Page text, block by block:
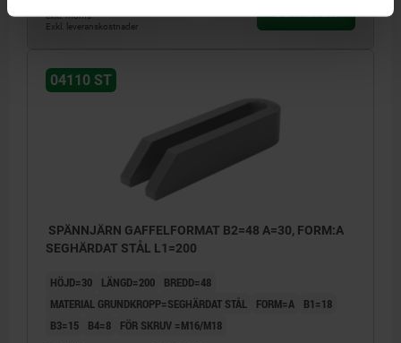
exkl. moms
Exkl. leveranskostnader
04110 ST
SPÄNNJÄRN GAFFELFORMAT B2=48 A=30, FORM:A
SEGHÄRDAT STÅL L1=200
HÖJD=30 LÄNGD=200
BREDD=48
MATERIAL GRUNDKROPP=SEGHÄRDAT STÅL
FORM=A
B1=18
B3=15
B4=8 FÖR SKRUV =M16/M18